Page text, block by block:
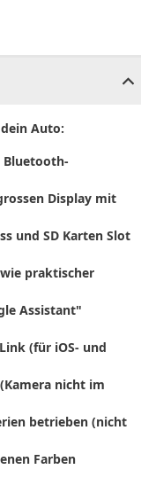
Auto:
Bluetooth-
Display mit
und SD Karten Slot
praktischer
Assistant"
(für iOS- und
nicht im
betrieben (nicht
Farben